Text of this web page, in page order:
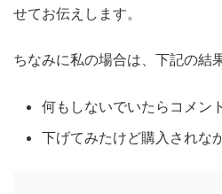
せてお伝えします。
ちなみに私の場合は、下記の結
何もしないでいたらコメン
下げてみたけど購入されな